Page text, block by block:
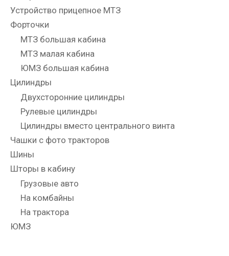
Устройство прицепное МТЗ
Форточки
МТЗ большая кабина
МТЗ малая кабина
ЮМЗ большая кабина
Цилиндры
Двухсторонние цилиндры
Рулевые цилиндры
Цилиндры вместо центрального винта
Чашки с фото тракторов
Шины
Шторы в кабину
Грузовые авто
На комбайны
На трактора
ЮМЗ